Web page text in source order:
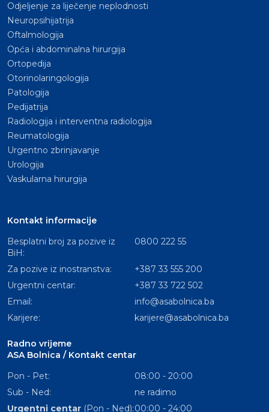
Odjeljenje za liječenje neplodnosti
Neuropsihijatrija
Oftalmologija
Opća i abdominalna hirurgija
Ortopedija
Otorinolaringologija
Patologija
Pedijatrija
Radiologija i interventna radiologija
Reumatologija
Urgentno zbrinjavanje
Urologija
Vaskularna hirurgija
Kontakt informacije
Besplatni broj za pozive iz
BiH:
0800 222 55
Za pozive iz inostranstva:
+387 33 555 200
Urgentni centar:
+387 33 722 502
Email:
info@asabolnica.ba
Karijere:
karijere@asabolnica.ba
Radno vrijeme
ASA Bolnica / Kontakt centar
Pon - Pet:
08:00 - 20:00
Sub - Ned:
ne radimo
Urgentni centar (Pon - Ned):00:00 - 24:00